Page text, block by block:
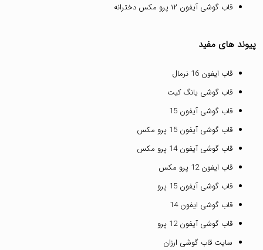
قاب گوشی آیفون ۱۲ پرو مکس دخترانه
پیوند های مفید
قاب ایفون 16 نرمال
قاب گوشی یانگ کیت
قاب گوشی آیفون 15
قاب گوشی آیفون 15 پرو مکس
قاب گوشی آیفون 14 پرو مکس
قاب ایفون 12 پرو مکس
قاب گوشی آیفون 15 پرو
قاب گوشی ایفون 14
قاب گوشی آیفون 12 پرو
سایت قاب گوشی ارزان